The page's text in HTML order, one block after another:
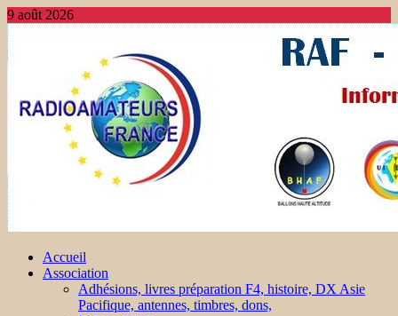
9 août 2026
Accueil
Association
Adhésions, livres préparation F4, histoire, DX Asie
Pacifique, antennes, timbres, dons,